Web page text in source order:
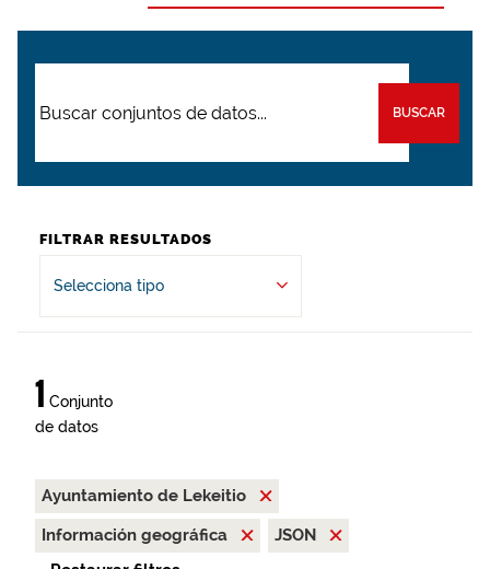
BUSCAR
FILTRAR RESULTADOS
Selecciona tipo
1 Conjunto
de datos
Ayuntamiento de Lekeitio
Información geográfica
JSON